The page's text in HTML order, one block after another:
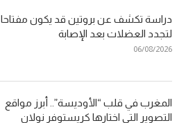
دراسة تكشف عن بروتين قد يكون مفتاحا
لتجدد العضلات بعد الإصابة
06/08/2026
المغرب في قلب “الأوديسة”.. أبرز مواقع
التصوير التي اختارها كريستوفر نولان